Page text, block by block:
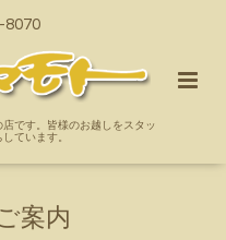
です。皆様のお越しをスタッ
ています。
案内